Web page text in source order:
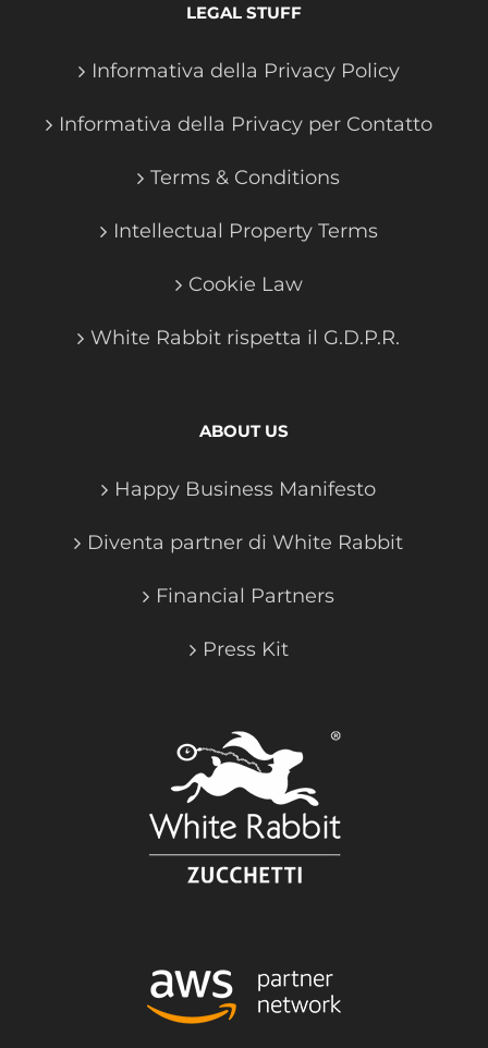
LEGAL STUFF
Informativa della Privacy Policy
Informativa della Privacy per Contatto
Terms & Conditions
Intellectual Property Terms
Cookie Law
White Rabbit rispetta il G.D.P.R.
ABOUT US
Happy Business Manifesto
Diventa partner di White Rabbit
Financial Partners
Press Kit